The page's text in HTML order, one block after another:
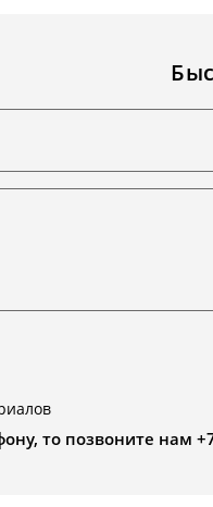
то позвоните нам